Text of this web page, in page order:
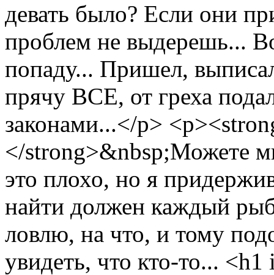
девать было? Если они
проблем не выдерешь...
попаду... Пришел,
прячу ВСЕ, от греха
законами...</p>
</strong>&nbsp;Можете
это плохо, но я
найти должен каждый
ловлю, на что, и тому
увидеть, что кто-то... <h1